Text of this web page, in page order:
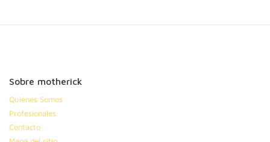
Sobre motherick
Quiénes Somos
Profesionales
Contacto